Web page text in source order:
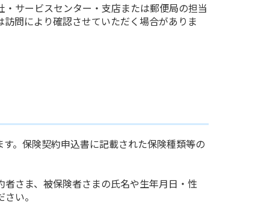
サービスセンター・支店または郵便局の担当
問により確認させていただく場合がありま
。保険契約申込書に記載された保険種類等の
者さま、被保険者さまの氏名や生年月日・性
い。